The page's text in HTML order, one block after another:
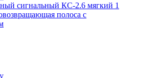
сигнальный КС-2.6 мягкий 1
полоса с